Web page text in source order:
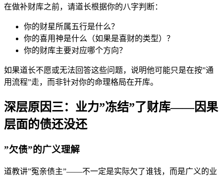
在做补财库之前，请道长根据你的八字判断：
你的财星所属五行是什么？
你的喜用神是什么（如果是喜财的类型）？
你的财库主要对应哪个方向？
如果道长不愿或无法回答这些问题，说明他可能只是在按”通
用流程”走，而非针对你的命理格局在开库。
深层原因三：业力”冻结”了财库——因果
层面的债还没还
”欠债”的广义理解
道教讲”冤亲债主”——不一定是实际欠了谁钱，而是广义的业